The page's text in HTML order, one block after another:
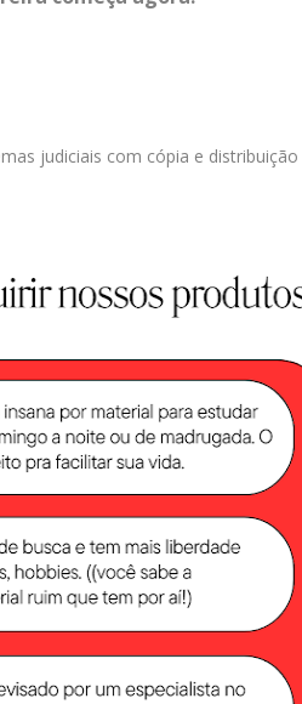
judiciais com cópia e distribuição